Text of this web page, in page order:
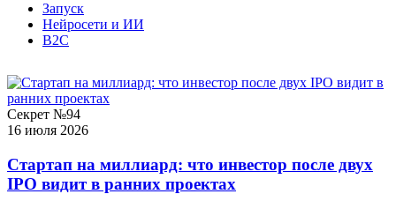
Запуск
Нейросети и ИИ
B2C
Секрет №94
16 июля 2026
Стартап на миллиард: что инвестор после двух
IPO видит в ранних проектах